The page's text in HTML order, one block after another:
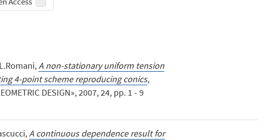
A non-stationary uniform tension
4-point scheme reproducing conics,
DESIGN», 2007, 24, pp. 1 - 9
A continuous dependence result for